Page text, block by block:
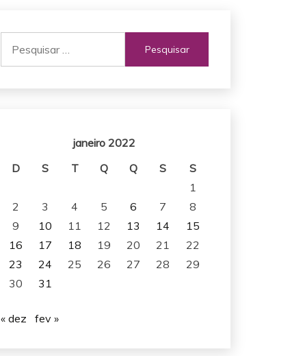
por:
janeiro 2022
D
S T Q Q S
S
1
2
3 4 5 6 7
8
9
10 11 12 13 14
15
16
17 18 19 20 21
22
23
24 25 26 27 28
29
30
31
« dez fev »